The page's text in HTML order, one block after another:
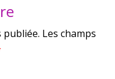
publiée. Les champs